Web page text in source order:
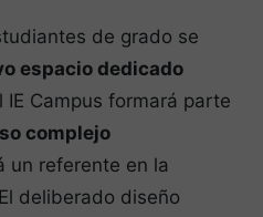
de grado se
espacio dedicado
IE Campus formará parte
complejo
un referente en la
deliberado diseño